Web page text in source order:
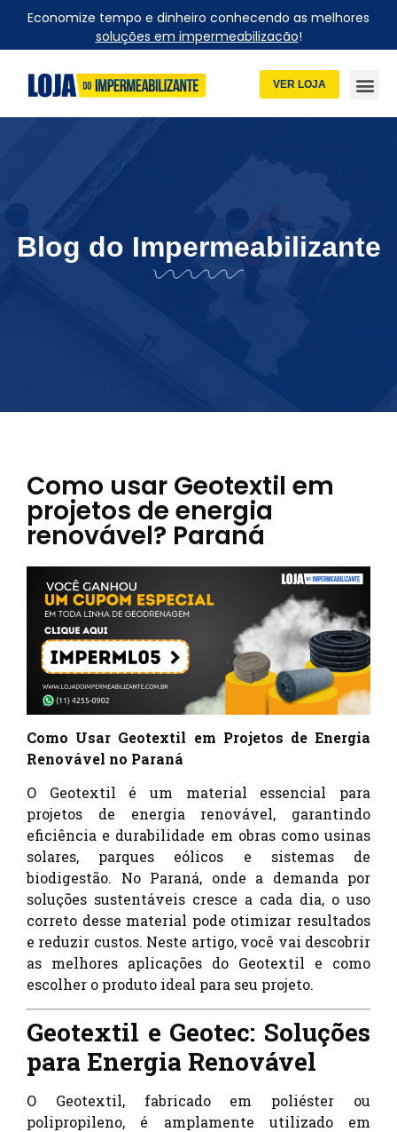
Economize tempo e dinheiro conhecendo as melhores
soluções em impermeabilizacão!
VER LOJA
Blog do Impermeabilizante
Como usar Geotextil em
projetos de energia
renovável? Paraná
Como Usar Geotextil em Projetos de Energia
Renovável no Paraná
O Geotextil é um material essencial para
projetos de energia renovável, garantindo
eficiência e durabilidade em obras como usinas
solares, parques eólicos e sistemas de
biodigestão. No Paraná, onde a demanda por
soluções sustentáveis cresce a cada dia, o uso
correto desse material pode otimizar resultados
e reduzir custos. Neste artigo, você vai descobrir
as melhores aplicações do Geotextil e como
escolher o produto ideal para seu projeto.
Geotextil e Geotec: Soluções
para Energia Renovável
O Geotextil, fabricado em poliéster ou
polipropileno, é amplamente utilizado em